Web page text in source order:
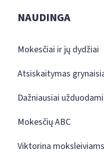
NAUDINGA
Mokesčiai ir jų dydžiai
Atsiskaitymas
Dažniausiai
Mokesčių ABC
Viktorina moksleiviams